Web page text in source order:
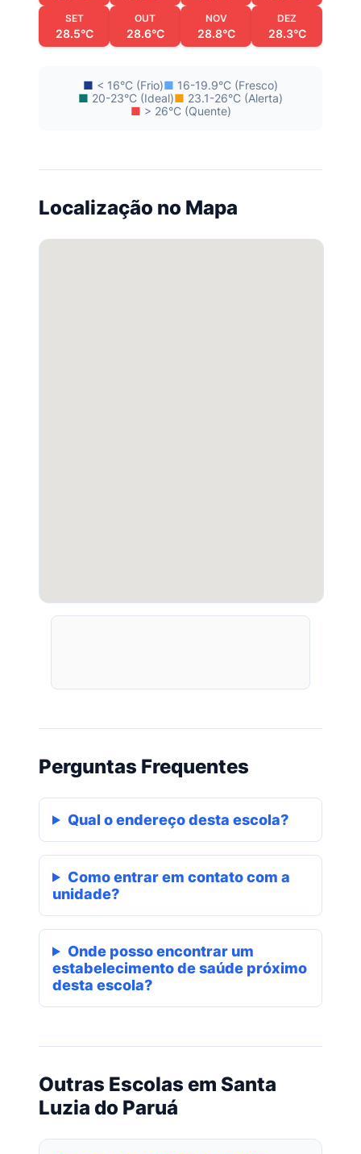
SET
28.5°C
OUT
28.6°C
NOV
28.8°C
DEZ
28.3°C
■ < 16°C (Frio)■ 16-19.9°C (Fresco)
■ 20-23°C (Ideal)■ 23.1-26°C (Alerta)
■ > 26°C (Quente)
Localização no Mapa
Perguntas Frequentes
Qual o endereço desta escola?
Como entrar em contato com a
unidade?
Onde posso encontrar um
estabelecimento de saúde próximo
desta escola?
Outras Escolas em Santa
Luzia do Paruá